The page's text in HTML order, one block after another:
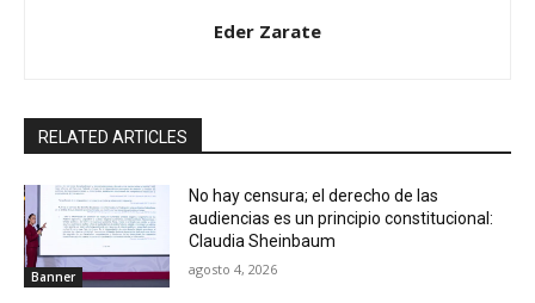
Eder Zarate
RELATED ARTICLES
Banner
No hay censura; el derecho de las
audiencias es un principio constitucional:
Claudia Sheinbaum
agosto 4, 2026